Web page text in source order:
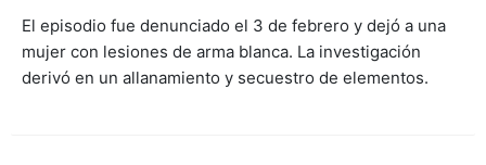
El episodio fue denunciado el 3 de febrero y dejó a una
mujer con lesiones de arma blanca. La investigación
derivó en un allanamiento y secuestro de elementos.